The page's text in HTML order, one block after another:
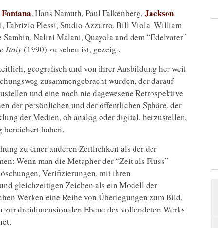
, Hans Namuth, Paul Falkenberg,Jackson
Fabrizio Plessi, Studio Azzurro, Bill Viola, William
Nalini Malani, Quayola und dem “Edelvater”
Italy(1990) zu sehen ist, gezeigt.
geografisch und von ihrer Ausbildung her weit
zusammengebracht wurden, der darauf
und eine noch nie dagewesene Retrospektive
der persönlichen und der öffentlichen Sphäre, der
der Medien, ob analog oder digital, herzustellen,
bereichert haben.
zu einer anderen Zeitlichkeit als der der
Wenn man die Metapher der “Zeit als Fluss”
Verifizierungen, mit ihren
gleichzeitigen Zeichen als ein Modell der
Werken eine Reihe von Überlegungen zum Bild,
dreidimensionalen Ebene des vollendeten Werks